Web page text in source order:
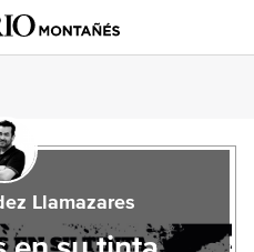
Llamazares